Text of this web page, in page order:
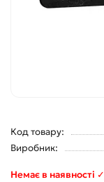
Код товару:
Виробник:
Немає в наявності ✓